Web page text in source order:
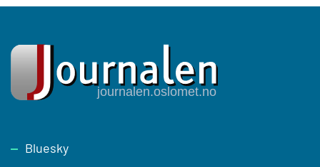
Footer
Bluesky